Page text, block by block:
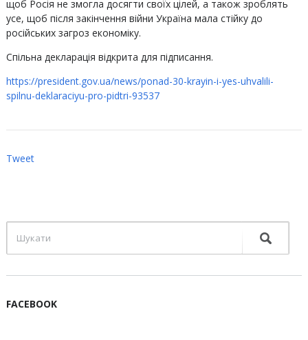
щоб Росія не змогла досягти своїх цілей, а також зроблять
усе, щоб після закінчення війни Україна мала стійку до
російських загроз економіку.
Спільна декларація відкрита для підписання.
https://president.gov.ua/news/ponad-30-krayin-i-yes-uhvalili-
spilnu-deklaraciyu-pro-pidtri-93537
Tweet
FACEBOOK